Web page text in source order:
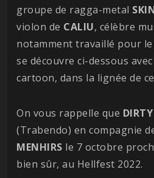
groupe de ragga-metal
violon de CALIU, célèbre
notamment travaillé pour le
se découvre ci-dessous
cartoon, dans la lignée de
On vous rappelle que
(Trabendo) en compagnie
MENHIRS le 7 octobre
bien sûr, au Hellfest 2022.